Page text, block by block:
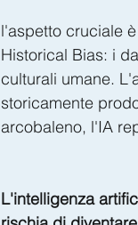
l'aspetto cruciale
Historical Bias: i
culturali umane.
storicamente
arcobaleno, l'IA
L'intelligenza